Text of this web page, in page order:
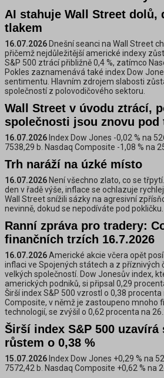
AI stahuje Wall Street dolů,
tlakem
16.07.2026 Dnešní seanci na Wall Street
přičemž nejdůležitější americké indexy
S&P 500 ztrácí přibližně 0,4 %, zatímco
Pokles zaznamenává také index Dow
sentimentu. Hlavním zdrojem slabosti
společností z polovodičového sektoru.
Wall Street v úvodu ztrácí,
společnosti jsou znovu pod
16.07.2026 Index Dow Jones -0,02 % na
7538,29 b. Nasdaq Composite -1,08 % na
Trh naráží na úzké místo
16.07.2026 Není všechno zlato, co se
den v řadě výše, inflace se ochlazuje
Wall Street snížili sázky na agresivní
nevinně, dokud se nepodíváte pod pokličku.
Ranní zpráva pro tradery:
finančních trzích 16.7.2026
16.07.2026Americké akcie včera opět
inflaci ve Spojených státech a z
velkých společností. Dow Jonesův index,
amerických podniků, si připsal 0,29
Širší index S&P 500 vzrostl o 0,38
Composite, v němž je zastoupeno mnoho
technologií, se zvýšil o 0,62 procenta na
Širší index S&P 500
růstem o 0,38 %
15.07.2026 Index Dow Jones +0,29 % na
7572,42 b. Nasdaq Composite +0,62 % na